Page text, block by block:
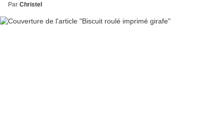
Par Christel